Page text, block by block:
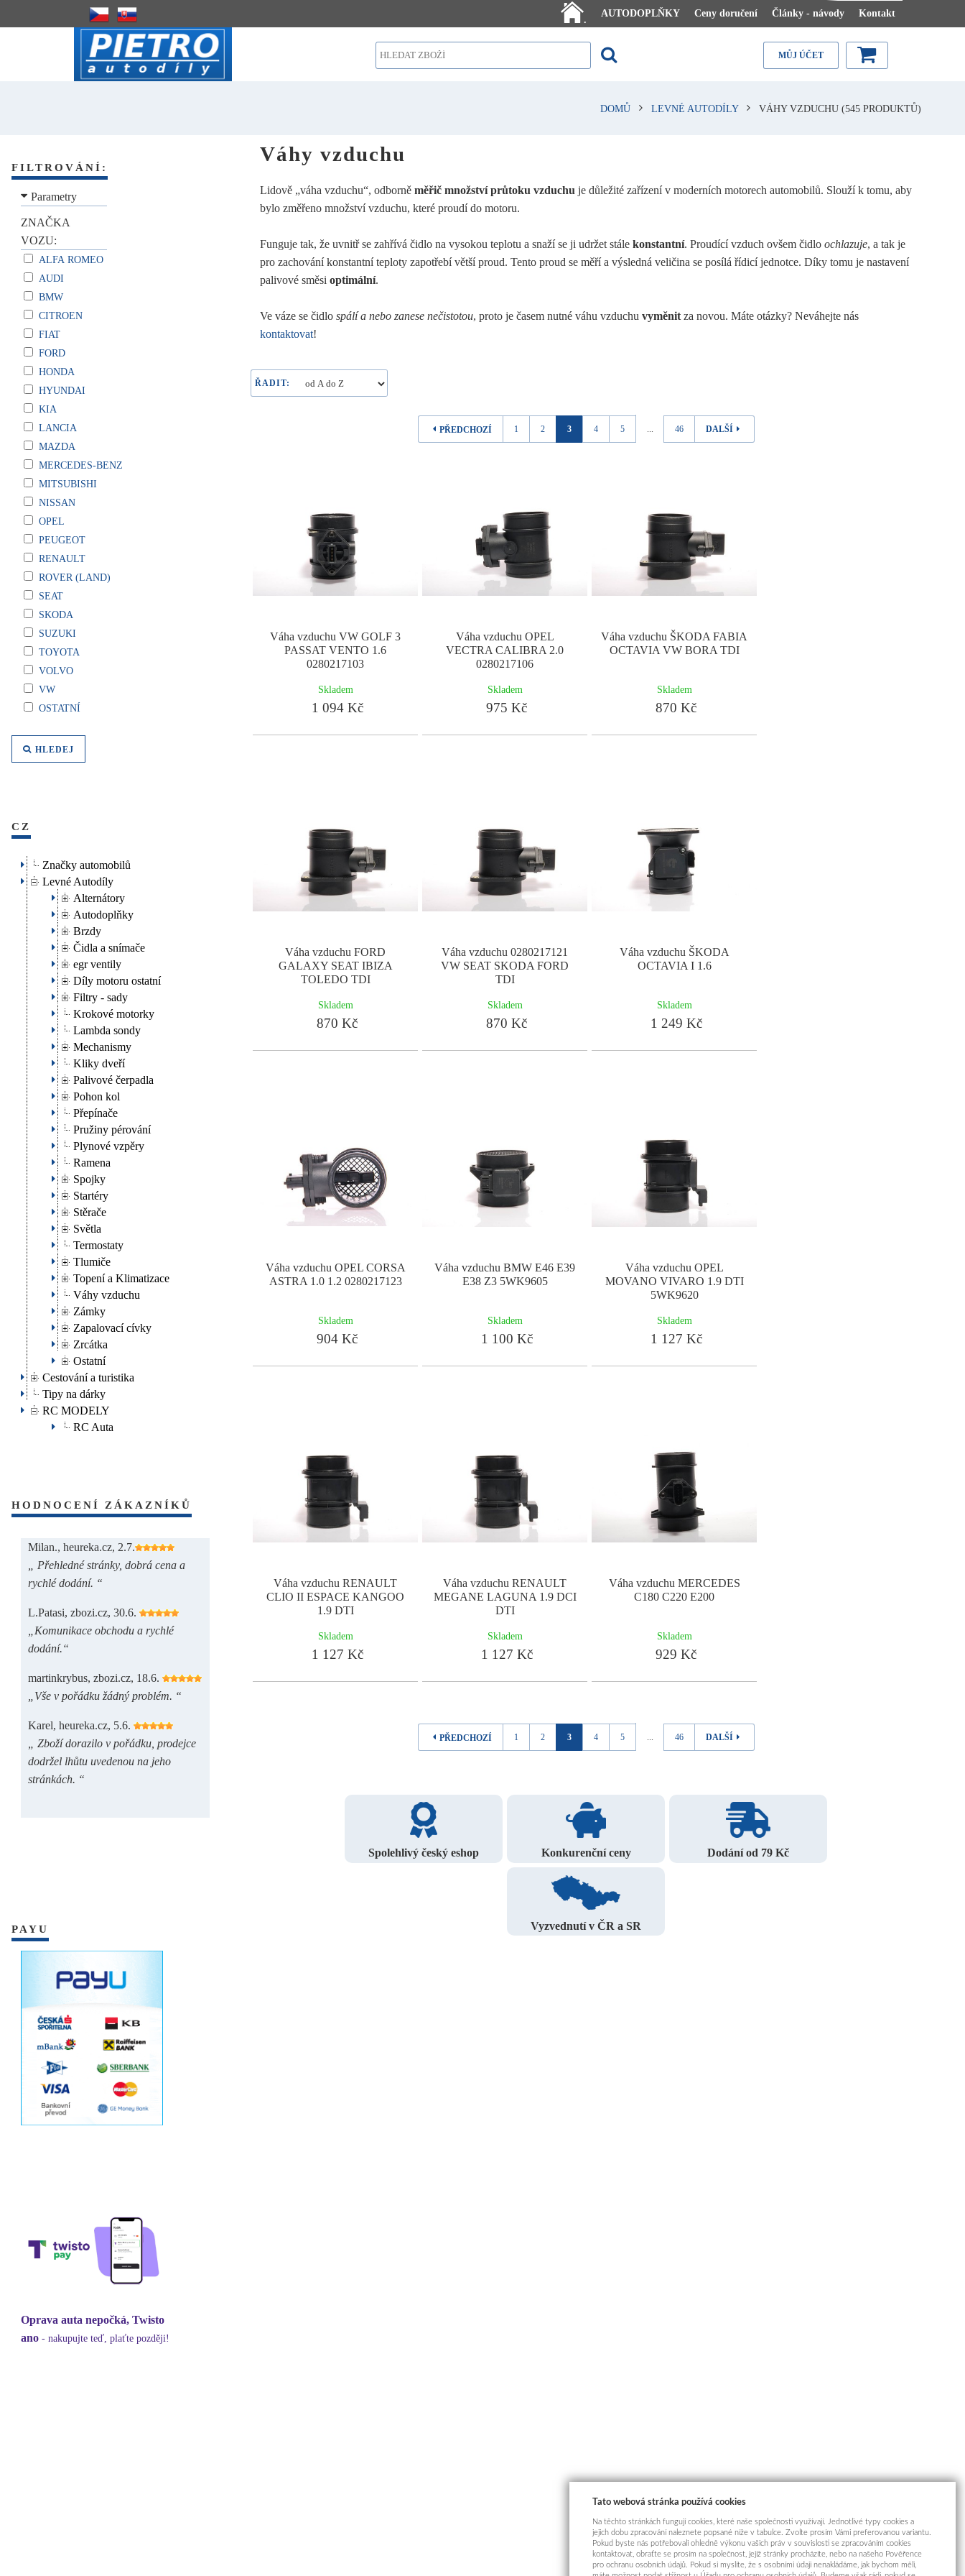
.
AUTODOPLŇKY Ceny doručení Články - návody Kontakt
MŮJ ÚČET
FILTROVÁNÍ:
Parametry
ZNAČKA
VOZU:
ALFA ROMEO
AUDI
BMW
CITROEN
FIAT
FORD
HONDA
HYUNDAI
KIA
LANCIA
MAZDA
MERCEDES-BENZ
MITSUBISHI
NISSAN
OPEL
PEUGEOT
RENAULT
ROVER (LAND)
SEAT
SKODA
SUZUKI
TOYOTA
VOLVO
VW
OSTATNÍ
HLEDEJ
CZ
Značky automobilů
Levné Autodíly
Alternátory
Autodoplňky
Brzdy
Čidla a snímače
egr ventily
Díly motoru ostatní
Filtry - sady
Krokové motorky
Lambda sondy
Mechanismy
Kliky dveří
Palivové čerpadla
Pohon kol
Přepínače
Pružiny pérování
Plynové vzpěry
Ramena
Spojky
Startéry
Stěrače
Světla
Termostaty
Tlumiče
Topení a Klimatizace
Váhy vzduchu
Zámky
Zapalovací cívky
Zrcátka
Ostatní
Cestování a turistika
Tipy na dárky
RC MODELY
RC Auta
HODNOCENÍ ZÁKAZNÍKŮ
Milan., heureka.cz, 2.7.
„ Přehledné stránky, dobrá cena a
rychlé dodání. “
L.Patasi, zbozi.cz, 30.6.
„Komunikace obchodu a rychlé
dodání.“
martinkrybus, zbozi.cz, 18.6.
„Vše v pořádku žádný problém. “
Karel, heureka.cz, 5.6.
„ Zboží dorazilo v pořádku, prodejce
dodržel lhůtu uvedenou na jeho
stránkách. “
PAYU
Oprava auta nepočká, Twisto
ano - nakupujte teď, plaťte později!
DOMŮ LEVNÉ AUTODÍLY VÁHY VZDUCHU (545 PRODUKTŮ)
Váhy vzduchu
Lidově „váha vzduchu“, odborně měřič množství průtoku vzduchu je důležité zařízení v moderních motorech automobilů. Slouží k tomu, aby
bylo změřeno množství vzduchu, které proudí do motoru.
Funguje tak, že uvnitř se zahřívá čidlo na vysokou teplotu a snaží se ji udržet stále konstantní. Proudící vzduch ovšem čidlo ochlazuje, a tak je
pro zachování konstantní teploty zapotřebí větší proud. Tento proud se měří a výsledná veličina se posílá řídicí jednotce. Díky tomu je nastavení
palivové směsi optimální.
Ve váze se čidlo spálí a nebo zanese nečistotou, proto je časem nutné váhu vzduchu vyměnitza novou. Máte otázky? Neváhejte nás
kontaktovat!
ŘADIT:
PŘEDCHOZÍ 1 2 3 4 5 ... 46 DALŠÍ
Váha vzduchu VW GOLF 3
PASSAT VENTO 1.6
0280217103
Skladem
1 094 Kč
Váha vzduchu OPEL
VECTRA CALIBRA 2.0
0280217106
Skladem
975 Kč
Váha vzduchu ŠKODA FABIA
OCTAVIA VW BORA TDI
Skladem
870 Kč
Váha vzduchu FORD
GALAXY SEAT IBIZA
TOLEDO TDI
Skladem
870 Kč
Váha vzduchu 0280217121
VW SEAT SKODA FORD
TDI
Skladem
870 Kč
Váha vzduchu ŠKODA
OCTAVIA I 1.6
Skladem
1 249 Kč
Váha vzduchu OPEL CORSA
ASTRA 1.0 1.2 0280217123
Skladem
904 Kč
Váha vzduchu BMW E46 E39
E38 Z3 5WK9605
Skladem
1 100 Kč
Váha vzduchu OPEL
MOVANO VIVARO 1.9 DTI
5WK9620
Skladem
1 127 Kč
Váha vzduchu RENAULT
CLIO II ESPACE KANGOO
1.9 DTI
Skladem
1 127 Kč
Váha vzduchu RENAULT
MEGANE LAGUNA 1.9 DCI
DTI
Skladem
1 127 Kč
Váha vzduchu MERCEDES
C180 C220 E200
Skladem
929 Kč
PŘEDCHOZÍ 1 2 3 4 5 ... 46 DALŠÍ
Spolehlivý český eshop Konkurenční ceny Dodání od 79 Kč
Vyzvednutí v ČR a SR
Tato webová stránka používá cookies
Na těchto stránkách fungují cookies, které naše společnosti využívají. Jednotlivé typy cookies a
jejich dobu zpracování naleznete popsané níže v tabulce. Zvolte prosím Vámi preferovanou variantu.
Pokud byste nás potřebovali ohledně výkonu vašich práv v souvislosti se zpracováním cookies
kontaktovat, obraťte se prosím na společnost, jejíž stránky procházíte, nebo na našeho Pověřence
pro ochranu osobních údajů. Pokud si myslíte, že s osobními údaji nenakládáme, jak bychom měli,